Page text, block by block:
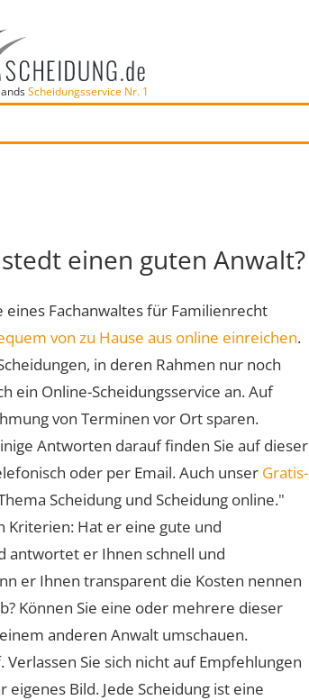
Scheidungsservice Nr. 1
einen guten Anwalt?
Fachanwaltes für Familienrecht
von zu Hause aus online einreichen.
in deren Rahmen nur noch
ein Online-Scheidungsservice an. Auf
von Terminen vor Ort sparen.
Antworten darauf finden Sie auf dieser
oder per Email. Auch unser Gratis-
Scheidung und Scheidung online."
Kriterien: Hat er eine gute und
antwortet er Ihnen schnell und
er Ihnen transparent die Kosten nennen
Können Sie eine oder mehrere dieser
anderen Anwalt umschauen.
Sie sich nicht auf Empfehlungen
Bild. Jede Scheidung ist eine